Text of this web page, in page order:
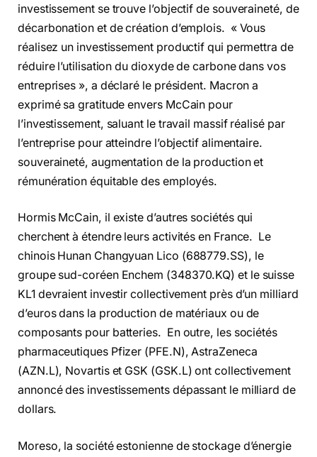
investissement se trouve l’objectif de souveraineté, de
décarbonation et de création d’emplois. « Vous
réalisez un investissement productif qui permettra de
réduire l’utilisation du dioxyde de carbone dans vos
entreprises », a déclaré le président. Macron a
exprimé sa gratitude envers McCain pour
l’investissement, saluant le travail massif réalisé par
l’entreprise pour atteindre l’objectif alimentaire.
souveraineté, augmentation de la production et
rémunération équitable des employés.
Hormis McCain, il existe d’autres sociétés qui
cherchent à étendre leurs activités en France. Le
chinois Hunan Changyuan Lico (688779.SS), le
groupe sud-coréen Enchem (348370.KQ) et le suisse
KL1 devraient investir collectivement près d’un milliard
d’euros dans la production de matériaux ou de
composants pour batteries. En outre, les sociétés
pharmaceutiques Pfizer (PFE.N), AstraZeneca
(AZN.L), Novartis et GSK (GSK.L) ont collectivement
annoncé des investissements dépassant le milliard de
dollars.
Moreso, la société estonienne de stockage d’énergie